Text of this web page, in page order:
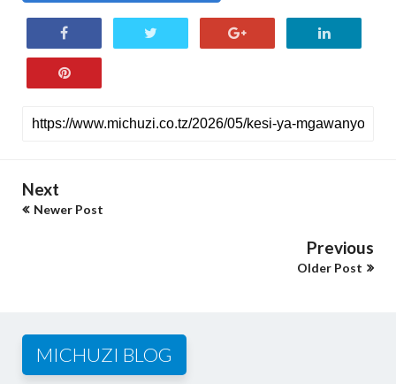
Next
Newer Post
Previous
Older Post
MICHUZI BLOG